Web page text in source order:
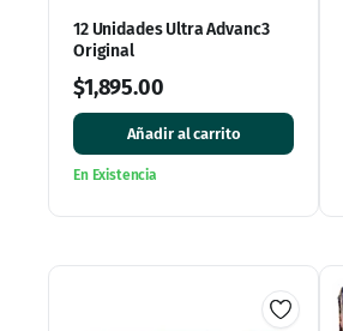
12 Unidades Ultra Advanc3
Original
$1,895.00
Añadir al carrito
En Existencia